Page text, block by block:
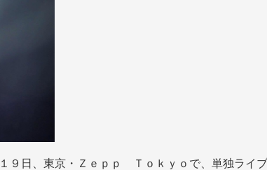
９日、東京・Ｚｅｐｐ Ｔｏｋｙｏで、単独ライブ